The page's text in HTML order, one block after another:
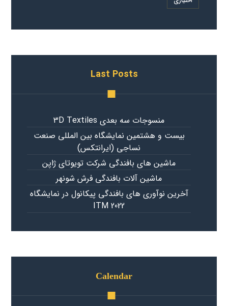
Last Posts
منسوجات سه بعدی 3D Textiles
بیست و هشتمین نمایشگاه بین المللی صنعت
نساجی (ایرانتکس)
ماشین های بافندگی شرکت تویوتای ژاپن
ماشین آلات بافندگی فرش شونهر
آخرین نوآوری های بافندگی پیکانول در نمایشگاه
ITM 2022
Calendar